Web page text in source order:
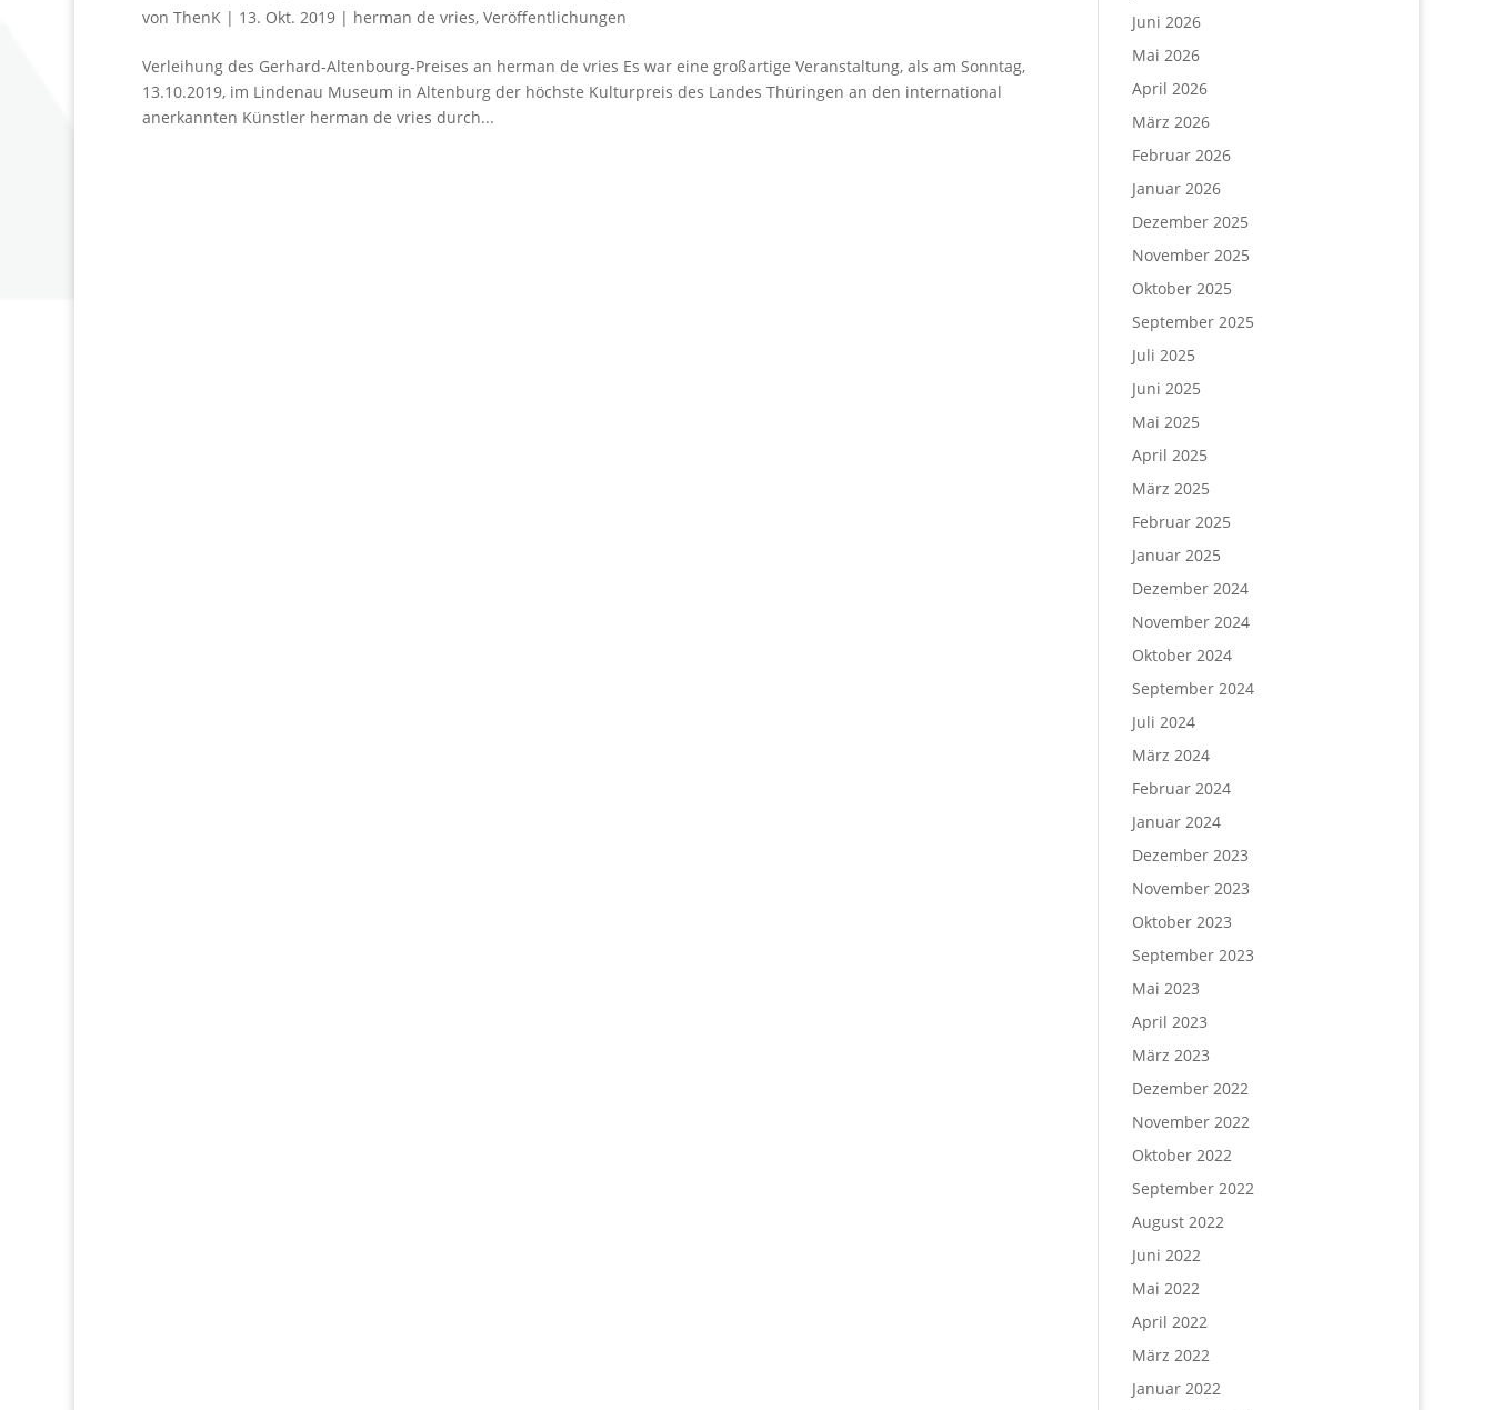
von ThenK| 13. Okt. 2019| herman de vries, Veröffentlichungen
Verleihung des Gerhard-Altenbourg-Preises an herman de vries Es war eine großartige Veranstaltung, als am Sonntag,
13.10.2019, im Lindenau Museum in Altenburg der höchste Kulturpreis des Landes Thüringen an den international
anerkannten Künstler herman de vries durch...
Juni 2026
Mai 2026
April 2026
März 2026
Februar 2026
Januar 2026
Dezember 2025
November 2025
Oktober 2025
September 2025
Juli 2025
Juni 2025
Mai 2025
April 2025
März 2025
Februar 2025
Januar 2025
Dezember 2024
November 2024
Oktober 2024
September 2024
Juli 2024
März 2024
Februar 2024
Januar 2024
Dezember 2023
November 2023
Oktober 2023
September 2023
Mai 2023
April 2023
März 2023
Dezember 2022
November 2022
Oktober 2022
September 2022
August 2022
Juni 2022
Mai 2022
April 2022
März 2022
Januar 2022